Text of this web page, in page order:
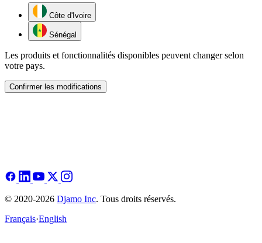
Côte d'Ivoire
Sénégal
Les produits et fonctionnalités disponibles peuvent changer selon
votre pays.
Confirmer les modifications
© 2020-2026 Djamo Inc. Tous droits réservés.
Français·English